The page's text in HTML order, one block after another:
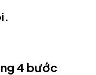
chạm 4 bước